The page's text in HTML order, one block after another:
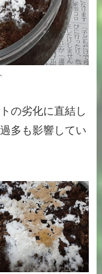
の劣化に直結し
多も影響してい